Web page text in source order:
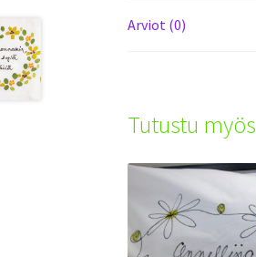
Arviot (0)
Tutustu myös